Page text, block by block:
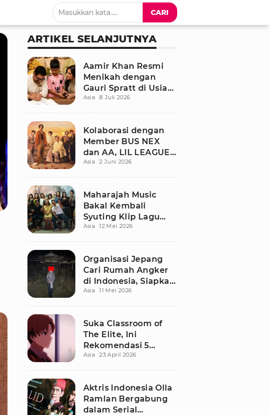
CARI
ARTIKEL SELANJUTNYA
Aamir Khan Resmi
Menikah dengan
Gauri Spratt di Usia
61 Tahun, Momen
Asia 8 Juli 2026
Kolaborasi dengan
Member BUS NEX
dan AA, LIL LEAGUE
Rilis Single Musim
Asia 2 Juni 2026
Maharajah Music
Bakal Kembali
Syuting Klip Lagu
Terbaru di Bali
Asia 12 Mei 2026
Organisasi Jepang
Cari Rumah Angker
di Indonesia, Siapkan
Imbalan Rp50 Juta
Asia 11 Mei 2026
Suka Classroom of
The Elite, Ini
Rekomendasi 5
Anime yang Wajib
Asia 23 April 2026
Aktris Indonesia Olla
Ramlan Bergabung
dalam Serial